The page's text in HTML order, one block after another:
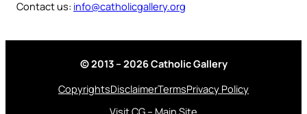
Contact us: info@catholicgallery.org
© 2013 – 2026 Catholic Gallery
CopyrightsDisclaimerTermsPrivacy Policy